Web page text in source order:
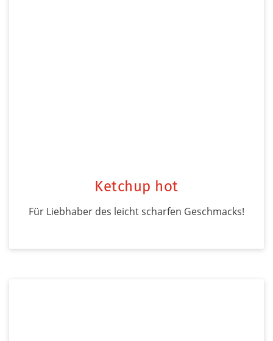
Ketchup hot
Für Liebhaber des leicht scharfen Geschmacks!